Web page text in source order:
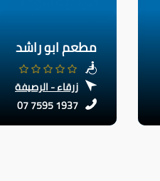
مطعم ابو راشد
زرقاء - الرصيفة
07 7595 1937